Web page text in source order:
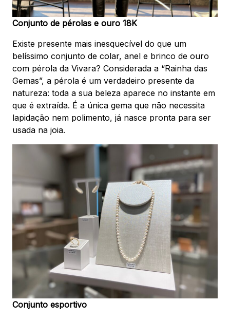
Conjunto de pérolas e ouro 18K
Existe presente mais inesquecível do que um
belíssimo conjunto de colar, anel e brinco de ouro
com pérola da Vivara? Considerada a “Rainha das
Gemas”, a pérola é um verdadeiro presente da
natureza: toda a sua beleza aparece no instante em
que é extraída. É a única gema que não necessita
lapidação nem polimento, já nasce pronta para ser
usada na joia.
Conjunto esportivo